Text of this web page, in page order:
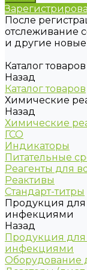
После
отслеживание
и другие
Каталог товаров
Назад
Каталог товаров
Химические
Назад
Химические
ГСО
Индикаторы
Питательные
Реагенты для
Реактивы
Стандарт-титры
Продукция
инфекциями
Назад
Продукция
инфекциями
Оборудование